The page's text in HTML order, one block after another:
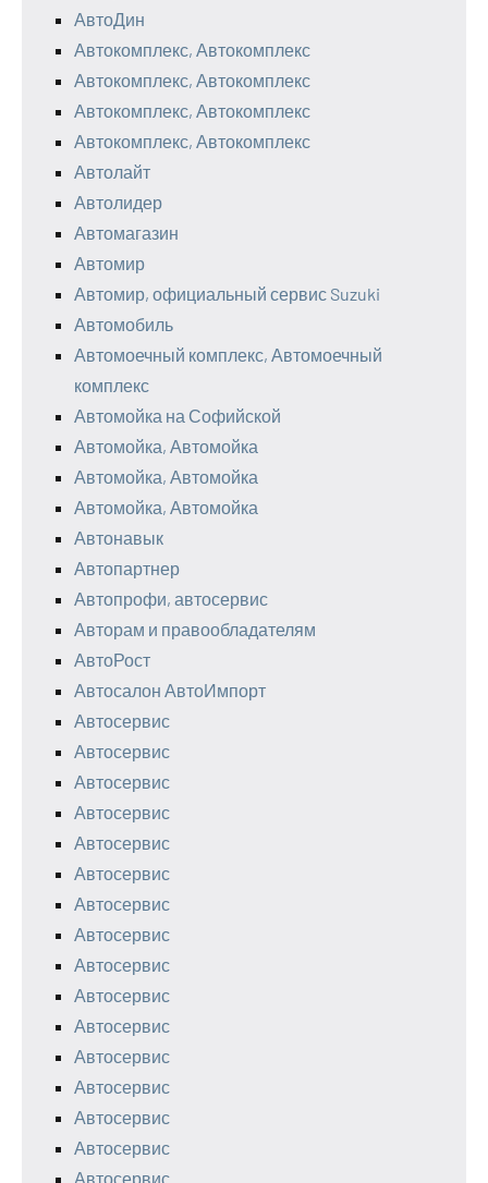
АвтоДин
Автокомплекс, Автокомплекс
Автокомплекс, Автокомплекс
Автокомплекс, Автокомплекс
Автокомплекс, Автокомплекс
Автолайт
Автолидер
Автомагазин
Автомир
Автомир, официальный сервис Suzuki
Автомобиль
Автомоечный комплекс, Автомоечный
комплекс
Автомойка на Софийской
Автомойка, Автомойка
Автомойка, Автомойка
Автомойка, Автомойка
Автонавык
Автопартнер
Автопрофи, автосервис
Авторам и правообладателям
АвтоРост
Автосалон АвтоИмпорт
Автосервис
Автосервис
Автосервис
Автосервис
Автосервис
Автосервис
Автосервис
Автосервис
Автосервис
Автосервис
Автосервис
Автосервис
Автосервис
Автосервис
Автосервис
Автосервис